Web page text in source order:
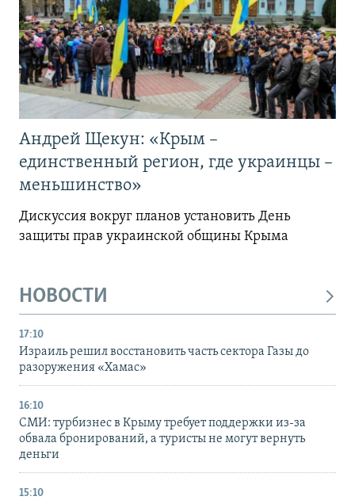
Андрей Щекун: «Крым –
единственный регион, где украинцы –
меньшинство»
Дискуссия вокруг планов установить День
защиты прав украинской общины Крыма
НОВОСТИ
17:10
Израиль решил восстановить часть сектора Газы до
разоружения «Хамас»
16:10
СМИ: турбизнес в Крыму требует поддержки из-за
обвала бронирований, а туристы не могут вернуть
деньги
15:10